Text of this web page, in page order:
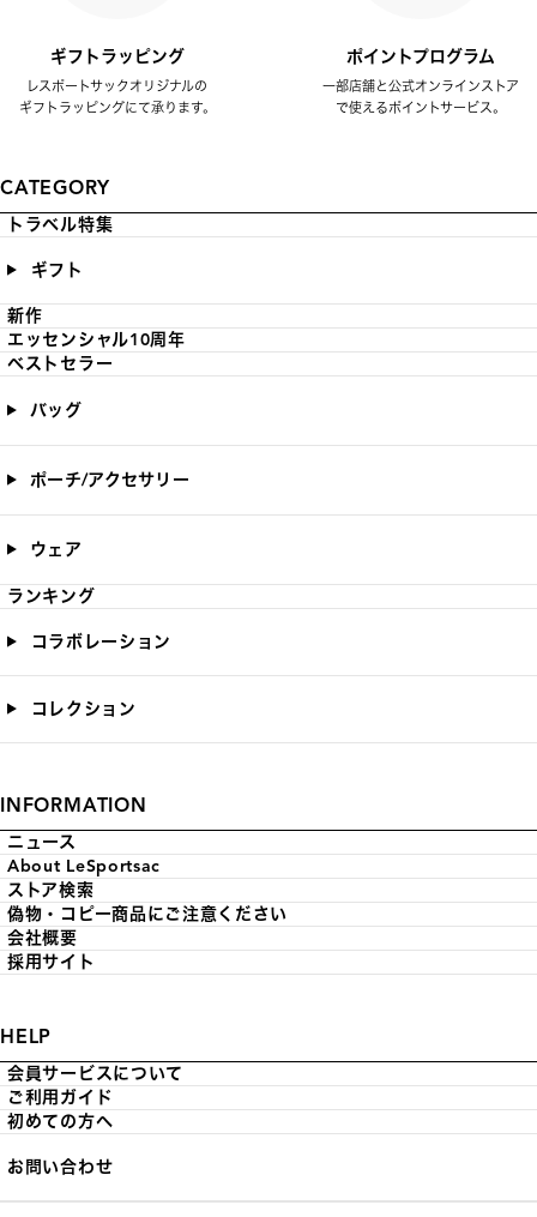
ギフトラッピング
レスポートサックオリジナルの
ギフトラッピングにて承ります。
ポイントプログラム
一部店舗と公式オンラインストア
で使えるポイントサービス。
CATEGORY
トラベル特集
ギフト
新作
エッセンシャル10周年
ベストセラー
バッグ
ポーチ/アクセサリー
ウェア
ランキング
コラボレーション
コレクション
INFORMATION
ニュース
About LeSportsac
ストア検索
偽物・コピー商品にご注意ください
会社概要
採用サイト
HELP
会員サービスについて
ご利用ガイド
初めての方へ
お問い合わせ